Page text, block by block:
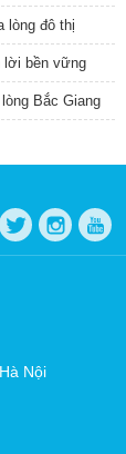
lòng đô thị
lời bền vững
Bắc Giang
Nội